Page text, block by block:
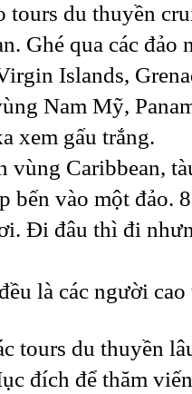
tours du thuyền
Ghé qua các đảo
Islands,
Nam Mỹ,
xem gấu trắng.
vùng Caribbean,
bến vào một đảo.
Đi đâu thì đi
là các người
tours du thuyền
đích để thăm